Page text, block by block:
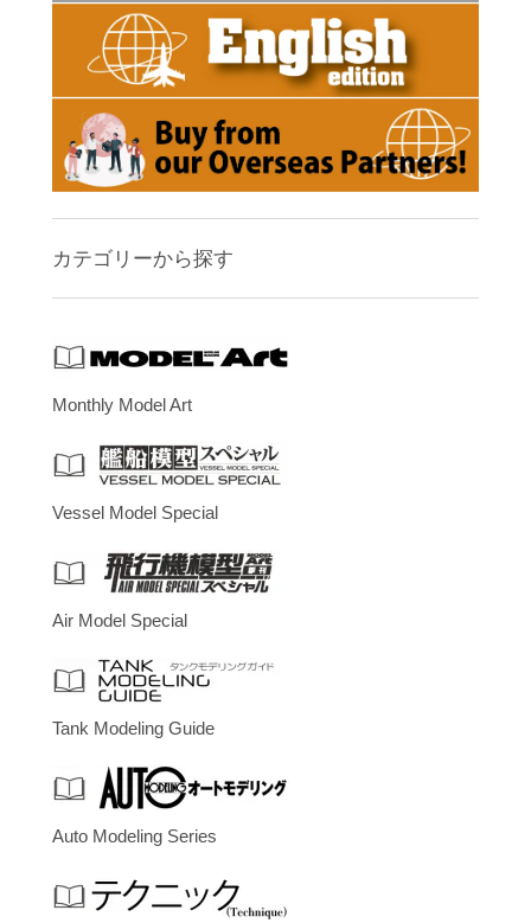
カテゴリーから探す
Monthly Model Art
Vessel Model Special
Air Model Special
Tank Modeling Guide
Auto Modeling Series